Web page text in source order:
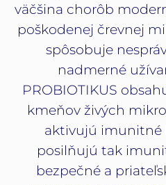
väčšina chorôb
poškodenej črevnej
spôsobuje
nadmerné
PROBIOTIKUS
kmeňov živých
aktivujú imunitné
posilňujú tak
bezpečné a